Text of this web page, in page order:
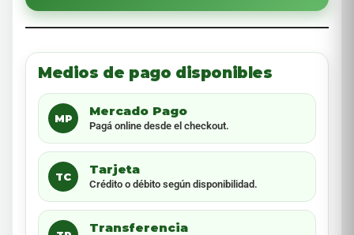
Medios de pago disponibles
MP
Mercado Pago
Pagá online desde el checkout.
TC
Tarjeta
Crédito o débito según disponibilidad.
Transferencia